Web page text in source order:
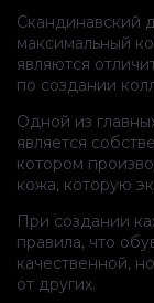
Скандинавский
максимальный
являются
по создании
Одной из
является
котором
кожа, которую
При создании
правила, что
качественной,
от других.